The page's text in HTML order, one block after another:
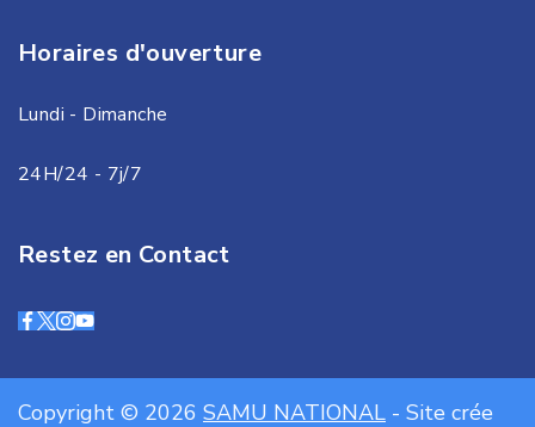
Horaires d'ouverture
Lundi - Dimanche
24H/24 - 7j/7
Restez en Contact
Copyright © 2026 SAMU NATIONAL - Site crée